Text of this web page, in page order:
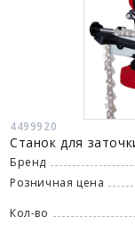
4499920
Станок для
Бренд
Розничная цена
Кол-во